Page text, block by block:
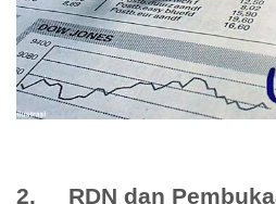
2. RDN dan